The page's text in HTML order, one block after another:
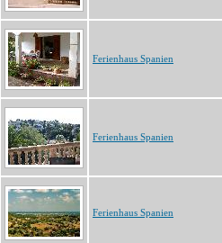
Ferienhaus Spanien
Ferienhaus Spanien
Ferienhaus Spanien